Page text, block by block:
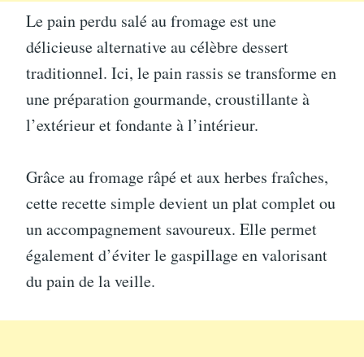
Le pain perdu salé au fromage est une
délicieuse alternative au célèbre dessert
traditionnel. Ici, le pain rassis se transforme en
une préparation gourmande, croustillante à
l’extérieur et fondante à l’intérieur.
Grâce au fromage râpé et aux herbes fraîches,
cette recette simple devient un plat complet ou
un accompagnement savoureux. Elle permet
également d’éviter le gaspillage en valorisant
du pain de la veille.